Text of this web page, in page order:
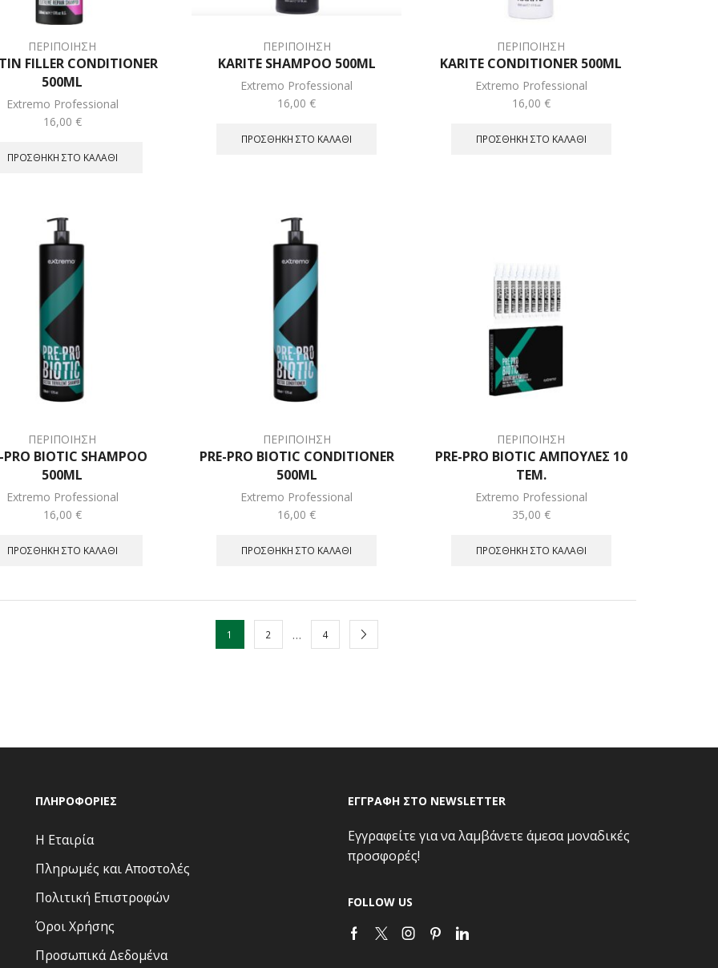
ΠΕΡΙΠΟΙΗΣΗ
FILLER CONDITIONER
500ML
Extremo Professional
16,00 €
ΠΡΟΣΘΉΚΗ ΣΤΟ ΚΑΛΆΘΙ
ΠΕΡΙΠΟΙΗΣΗ
KARITE SHAMPOO 500ML
Extremo Professional
16,00€
ΠΡΟΣΘΉΚΗ ΣΤΟ ΚΑΛΆΘΙ
ΠΕΡΙΠΟΙΗΣΗ
KARITE CONDITIONER 500ML
Extremo Professional
16,00 €
ΠΡΟΣΘΉΚΗ ΣΤΟ ΚΑΛΆΘΙ
ΠΕΡΙΠΟΙΗΣΗ
PRO BIOTIC SHAMPOO
500ML
Extremo Professional
16,00 €
ΠΡΟΣΘΉΚΗ ΣΤΟ ΚΑΛΆΘΙ
ΠΕΡΙΠΟΙΗΣΗ
PRE-PRO BIOTIC CONDITIONER
500ML
Extremo Professional
16,00€
ΠΡΟΣΘΉΚΗ ΣΤΟ ΚΑΛΆΘΙ
ΠΕΡΙΠΟΙΗΣΗ
PRE-PRO BIOTIC ΑΜΠΟΥΛΕΣ 10
ΤΕΜ.
Extremo Professional
35,00 €
ΠΡΟΣΘΉΚΗ ΣΤΟ ΚΑΛΆΘΙ
1 2 … 4
ΠΛΗΡΟΦΟΡΊΕΣ
Η Εταιρία
Πληρωμές και Αποστολές
Πολιτική Επιστροφών
Όροι Χρήσης
Προσωπικά Δεδομένα
ΕΓΓΡΑΦΗ ΣΤΟ NEWSLETTER
Εγγραφείτε για να λαμβάνετε άμεσα μοναδικές
προσφορές!
FOLLOW US
Facebook
TwitterInstagram
PinterestLinkedin